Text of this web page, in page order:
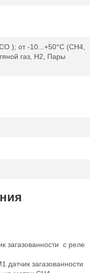
); от -10...+50°С (CH4,
газ, H2, Пары
загазованности c реле
датчик загазованности